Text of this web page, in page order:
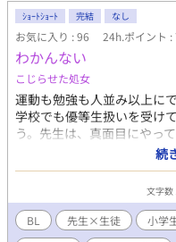
工したものです。 ※初作品
温かい目で見守っていただけ
ｼｮｰﾄｼｮｰﾄ 完結 なし
お気に入り : 96 24h.ポイント :
わかんない
こじらせた処女
運動も勉強も人並み以上に
学校でも優等生扱いを受け
う。先生は、真面目にやっ
つきっきりであるという事
神経も悪く、おまけに人と
のせいだと噂になっている
らいには悪かった。経済的
る。しかし、父親は単身赴
三昧。そこに穂志の話を聞
続
文字
BL 先生×生徒 小学